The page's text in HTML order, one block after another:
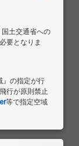
土交通省への
要となりま
』の指定が行
行が原則禁止
等で指定空域